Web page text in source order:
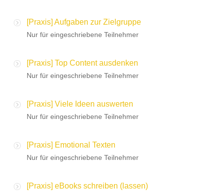
[Praxis] Aufgaben zur Zielgruppe
Nur für eingeschriebene Teilnehmer
[Praxis] Top Content ausdenken
Nur für eingeschriebene Teilnehmer
[Praxis] Viele Ideen auswerten
Nur für eingeschriebene Teilnehmer
[Praxis] Emotional Texten
Nur für eingeschriebene Teilnehmer
[Praxis] eBooks schreiben (lassen)